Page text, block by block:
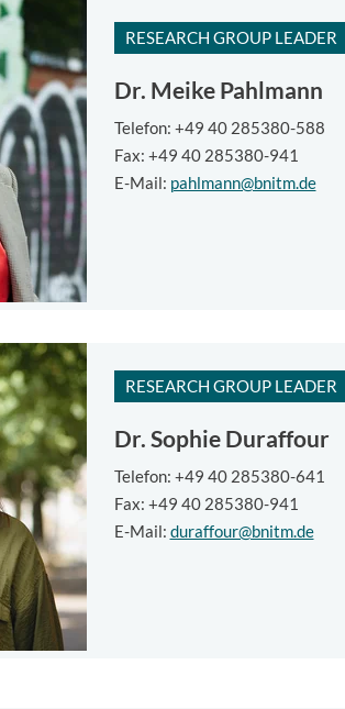
RESEARCH GROUP LEADER
Dr. Meike Pahlmann
Telefon: +49 40 285380-588
Fax: +49 40 285380-941
E-Mail: pahlmann@bnitm.de
RESEARCH GROUP LEADER
Dr. Sophie Duraffour
Telefon: +49 40 285380-641
Fax: +49 40 285380-941
E-Mail: duraffour@bnitm.de